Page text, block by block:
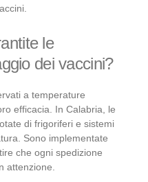
le
dei vaccini?
a temperature
efficacia. In Calabria, le
di frigoriferi e sistemi
Sono implementate
che ogni spedizione
attenzione.